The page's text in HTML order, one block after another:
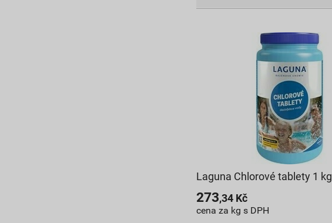
Laguna Chlorové tablety 1 kg
273,34 Kč
cena za kg s DPH